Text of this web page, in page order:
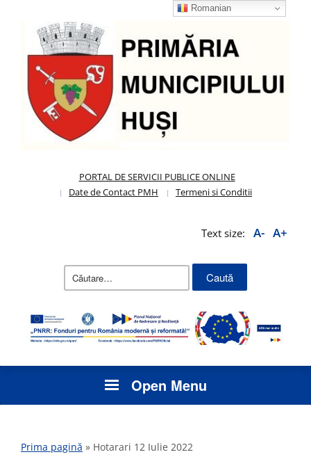
PORTAL DE SERVICII PUBLICE ONLINE
Date de Contact PMH
Termeni si Conditii
Text size: A- A+
Caută
Open Menu
Prima pagină » Hotarari 12 Iulie 2022
Romanian